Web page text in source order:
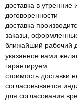
доставка в
договоренности
доставка
заказы,
ближайший рабочий
указанное вами
гарантируем
стоимость доставки
согласовывается
для согласования